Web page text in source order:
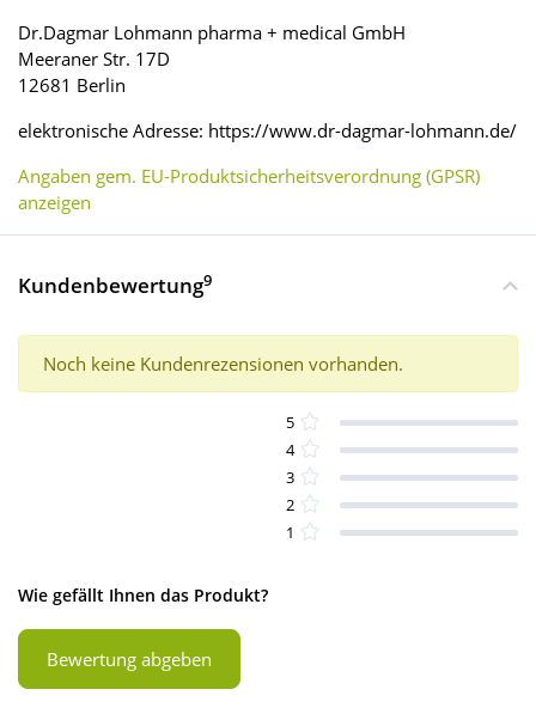
Dr.Dagmar Lohmann pharma + medical GmbH
Meeraner Str. 17D
12681 Berlin
elektronische Adresse: https://www.dr-dagmar-lohmann.de/
Angaben gem. EU-Produktsicherheitsverordnung (GPSR)
anzeigen
Kundenbewertung9
Noch keine Kundenrezensionen vorhanden.
5
4
3
2
1
Wie gefällt Ihnen das Produkt?
Bewertung abgeben